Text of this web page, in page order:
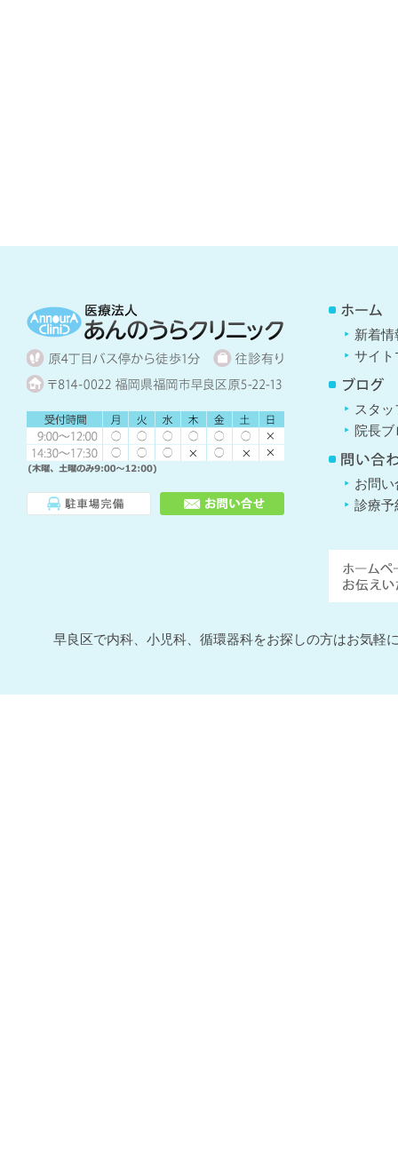
新着情
サイト
スタ
院長ブ
お問
診療予
早良区で内科、小児科、循環器科をお探しの方はお気軽